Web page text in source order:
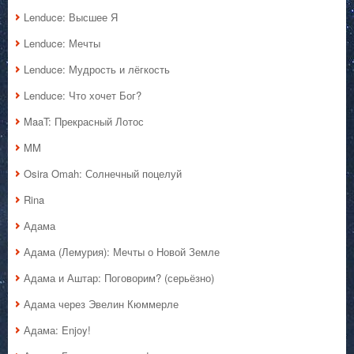
Lenduce: Высшее Я
Lenduce: Мечты
Lenduce: Мудрость и лёгкость
Lenduce: Что хочет Бог?
MaaT: Прекрасный Лотос
MM
Osira Omah: Солнечный поцелуй
Rina
Адама
Адама (Лемурия): Мечты о Новой Земле
Адама и Аштар: Поговорим? (серьёзно)
Адама через Эвелин Кюммерле
Адама: Enjoy!